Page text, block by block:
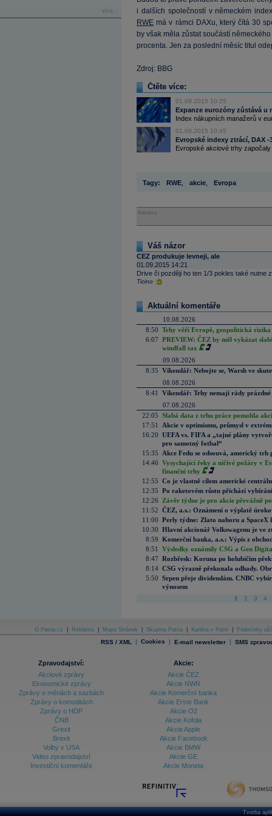
více...
i dalších společností v německém
RWE má v rámci DAXu, který čítá 30
by však měla zůstat součástí
procenta. Jen za poslední měsíc titul
Zdroj: BBG
Čtěte více:
01.09.2015 10:25
Expanze eurozóny zůstává u
Index nákupních manažerů v
01.09.2015 10:45
Evropské indexy ztrácí, DAX -
Evropské akciové trhy
Tagy: RWE akcie Evropa
Reklama
Váš názor
CEZ produkuje levneji, ale
01.09.2015 14:21
Drive či později ho ten 1/3 pokles také nutne
Ticino
Aktuální komentáře
10.08.2026
8:50 Trhy věří Evropě, geopolitická rizika
6:07 PREVIEW: ČEZ by měl vykázat
windfall tax
09.08.2026
8:35 Víkendář: Nebojte se, Warsh ve
08.08.2026
8:41
Víkendář: Trhy nemají rády prázdné
07.08.2026
22:05 Slabá data z trhu práce pomohla
17:51
Akcie v optimismu, průmysl v
16:20 UEFA vs. FIFA a „tajné plány
pro samotný fotbal“
15:35
Akce Fedu se odsouvá, americký
14:46 Vysychající řeky a ničivé požáry v
finanční trhy
12:55 Co je vlastně cílem americké
12:35 Po raketovém růstu přichází
12:26
Závěr týdne je pro akcie převážně
11:52 ČEZ, a.s.: Oznámení o výplatě
11:00 Perly týdne: Zlato nahoru a SpaceX
10:30 Hlavní akcionář Volkswagenu je ve
8:59 Komerční banka, a.s.: Výpis z
8:51
Výsledky oznámily CSG a Gen
8:47 Rozbřesk: Koruna po holubičím
8:14 CSG výrazně překonala odhady.
5:50 Srpen přeje dividendám. CNBC
výnosem
1 2 3 4
O Patria.cz Reklama Mapa Stránek Skupina Patria Kariéra v Patrii Podmínky
RSS / XML | Cookies | E-mail newsletter | SMS
Zpravodajství:
Akciové zprávy
Ekonomické zprávy
Zprávy o měnách a sazbách
Zprávy o komoditách
Zprávy o HDP
ČNB
Grexit
Brexit
Volby v USA
Video zpravodajství
Investiční komentáře
Akcie:
Akcie ČEZ
Akcie NWR
Akcie Komerční banka
Akcie Erste Bank
Akcie O2
Akcie Kofola
Akcie Apple
Akcie Facebook
Akcie BMW
Akcie GE
Akcie Moneta
Tvorba